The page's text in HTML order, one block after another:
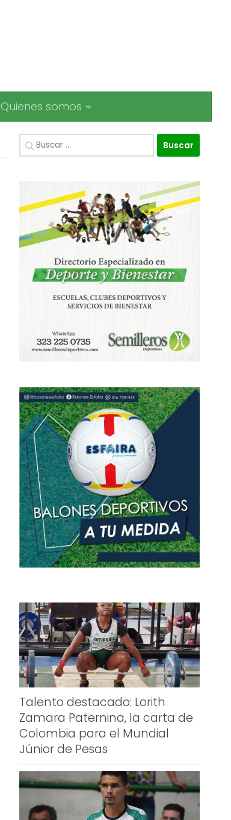
Quienes somos
Buscar:
Talento destacado: Lorith
Zamara Paternina, la carta de
Colombia para el Mundial
Júnior de Pesas